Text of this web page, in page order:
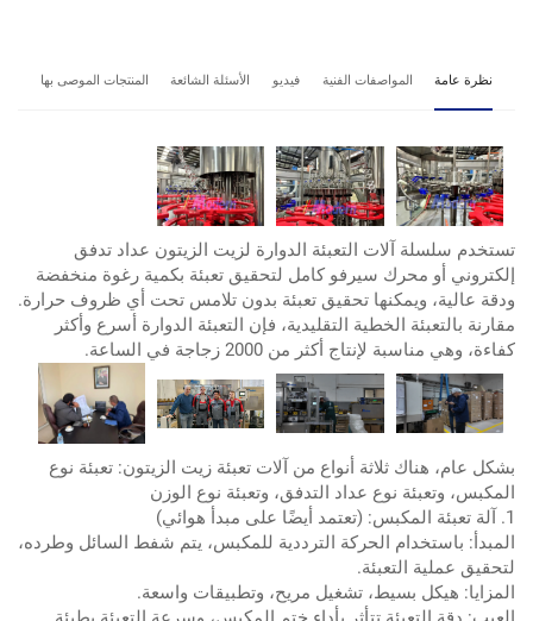
نظرة عامة المواصفات الفنية فيديو الأسئلة الشائعة المنتجات الموصى بها
تستخدم سلسلة آلات التعبئة الدوارة لزيت الزيتون عداد تدفق
إلكتروني أو محرك سيرفو كامل لتحقيق تعبئة بكمية رغوة منخفضة
ودقة عالية، ويمكنها تحقيق تعبئة بدون تلامس تحت أي ظروف حرارة.
مقارنة بالتعبئة الخطية التقليدية، فإن التعبئة الدوارة أسرع وأكثر
كفاءة، وهي مناسبة لإنتاج أكثر من 2000 زجاجة في الساعة.
بشكل عام، هناك ثلاثة أنواع من آلات تعبئة زيت الزيتون: تعبئة نوع
المكبس، وتعبئة نوع عداد التدفق، وتعبئة نوع الوزن
1. آلة تعبئة المكبس: (تعتمد أيضًا على مبدأ هوائي)
المبدأ: باستخدام الحركة الترددية للمكبس، يتم شفط السائل وطرده،
لتحقيق عملية التعبئة.
المزايا: هيكل بسيط، تشغيل مريح، وتطبيقات واسعة.